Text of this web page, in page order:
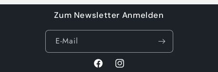
Zum Newsletter Anmelden
E-Mail
FacebookInstagram